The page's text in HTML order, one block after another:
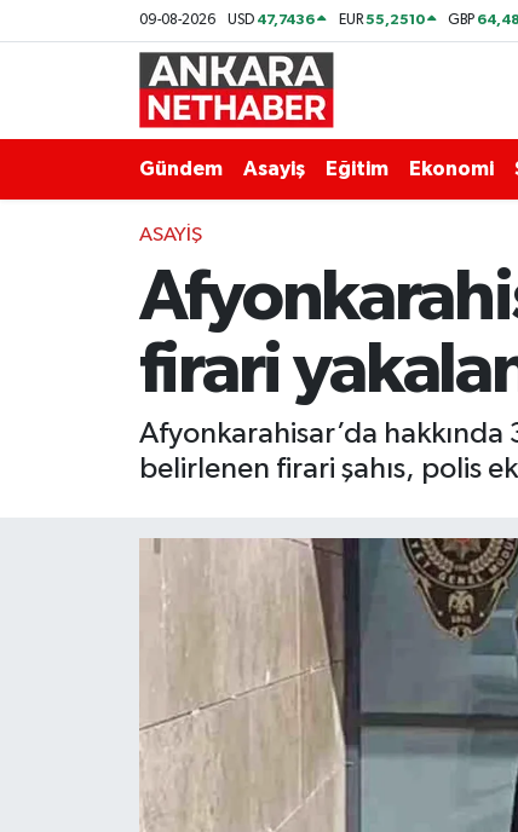
09-08-2026 USD 47,7436 EUR55,2510 GBP
Gündem Asayiş Eğitim Ekonomi
ASAYIŞ
firari
Afyonkarahisar’da hakkında
belirlenen firari şahıs, polis
Ekonomi
Gündem
Kim Kimdir Nereli
Resmi İlanlar
Ankara Hava Durumu
Tüm Manşetler
Son Dakika Haberleri